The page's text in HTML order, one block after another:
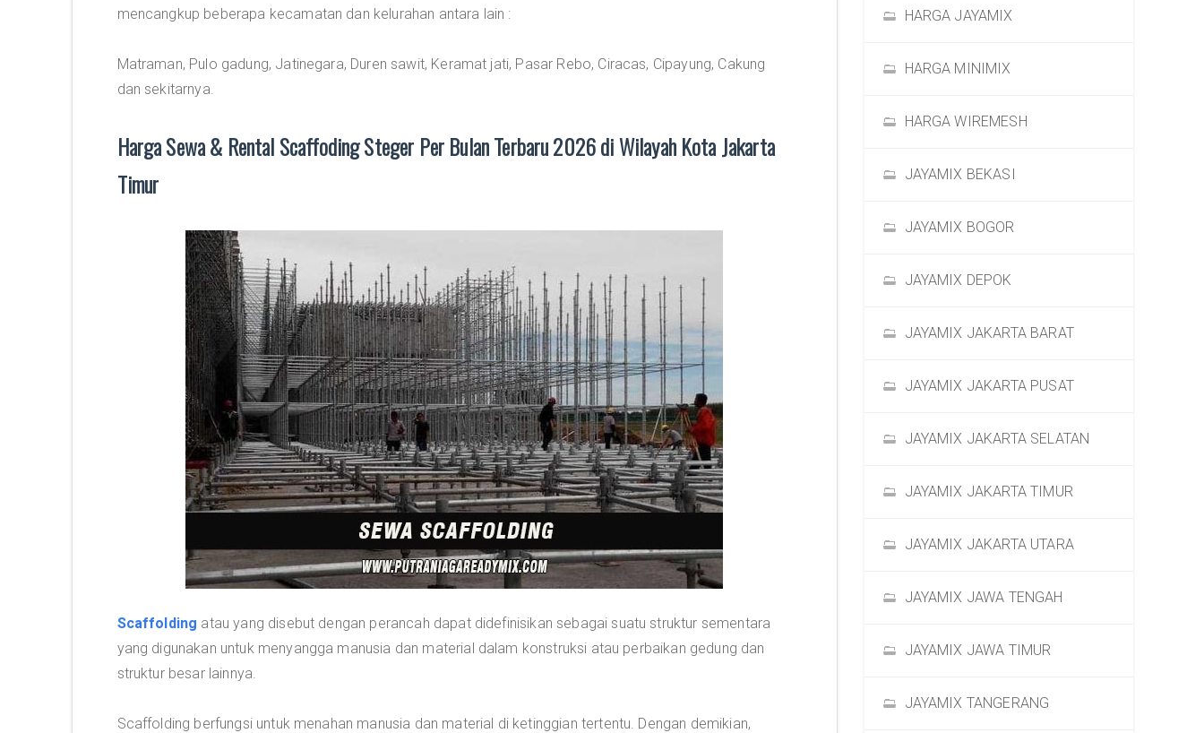
mencangkup beberapa kecamatan dan kelurahan antara lain :
Matraman, Pulo gadung, Jatinegara, Duren sawit, Keramat jati, Pasar Rebo, Ciracas, Cipayung, Cakung
dan sekitarnya.
Harga Sewa & Rental Scaffoding Steger Per Bulan Terbaru 2026 di Wilayah Kota Jakarta
Timur
Scaffolding atau yang disebut dengan perancah dapat didefinisikan sebagai suatu struktur sementara
yang digunakan untuk menyangga manusia dan material dalam konstruksi atau perbaikan gedung dan
struktur besar lainnya.
Scaffolding berfungsi untuk menahan manusia dan material di ketinggian tertentu. Dengan demikian,
HARGA JAYAMIX
HARGA MINIMIX
HARGA WIREMESH
JAYAMIX BEKASI
JAYAMIX BOGOR
JAYAMIX DEPOK
JAYAMIX JAKARTA BARAT
JAYAMIX JAKARTA PUSAT
JAYAMIX JAKARTA SELATAN
JAYAMIX JAKARTA TIMUR
JAYAMIX JAKARTA UTARA
JAYAMIX JAWA TENGAH
JAYAMIX JAWA TIMUR
JAYAMIX TANGERANG